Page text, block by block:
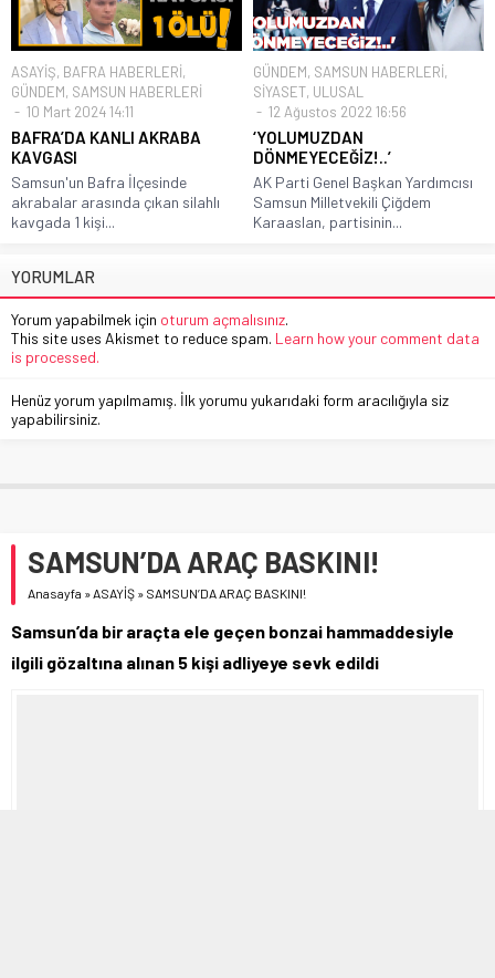
ASAYİŞ, BAFRA HABERLERİ,
GÜNDEM, SAMSUN HABERLERİ
10 Mart 2024 14:11
BAFRA’DA KANLI AKRABA
KAVGASI
Samsun'un Bafra İlçesinde
akrabalar arasında çıkan silahlı
kavgada 1 kişi...
GÜNDEM, SAMSUN HABERLERİ,
SİYASET, ULUSAL
12 Ağustos 2022 16:56
‘YOLUMUZDAN
DÖNMEYECEĞİZ!..’
AK Parti Genel Başkan Yardımcısı
Samsun Milletvekili Çiğdem
Karaaslan, partisinin...
YORUMLAR
Yorum yapabilmek için oturum açmalısınız.
This site uses Akismet to reduce spam. Learn how your comment data
is processed.
Henüz yorum yapılmamış. İlk yorumu yukarıdaki form aracılığıyla siz
yapabilirsiniz.
SAMSUN’DA ARAÇ BASKINI!
Anasayfa »ASAYİŞ » SAMSUN’DA ARAÇ BASKINI!
Samsun’da bir araçta ele geçen bonzai hammaddesiyle
ilgili gözaltına alınan 5 kişi adliyeye sevk edildi